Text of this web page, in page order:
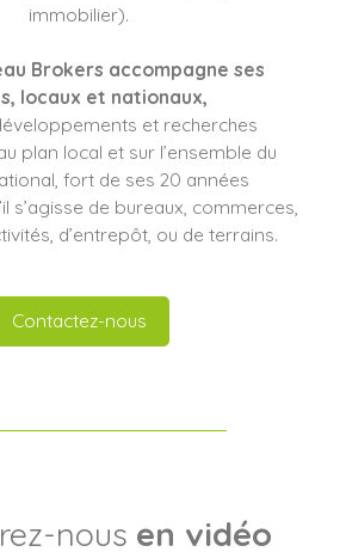
immobilier).
Brokers accompagne ses
, locaux et nationaux,
et recherches
plan local et sur l’ensemble du
fort de ses 20 années
s’agisse de bureaux, commerces,
d’entrepôt, ou de terrains.
Contactez-nous
nous en vidéo